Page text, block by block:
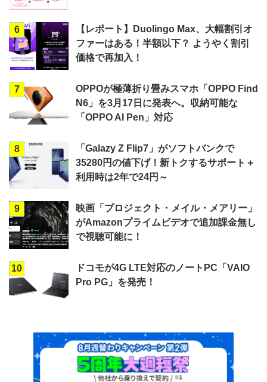
6
【レポート】Duolingo Max、大幅割引オ
ファーはある！半額以下？ ようやく割引
価格で再加入！
7
OPPOが極薄折り畳みスマホ「OPPO Find
N6」を3月17日に発表へ。収納可能な
「OPPO AI Pen」対応
8
「Galazy Z Flip7」がソフトバンクで
35280円の値下げ！新トクするサポート＋
利用時は2年で24円～
9
映画「プロジェクト・メイル・メアリー」
がAmazonプライムビデオで追加課金無し
で視聴可能に！
10
ドコモが4G LTE対応のノートPC「VAIO
Pro PG」を発売！